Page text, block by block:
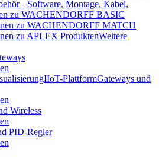
- Software, Montage, Kabel,
zu WACHENDORFF BASIC
zu WACHENDORFF MATCH
zu APLEX ProduktenWeitere
IIoT-PlattformGateways und
Wireless
PID-Regler